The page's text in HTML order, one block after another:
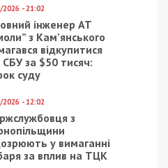
27/05/2025 - 16:37
Масштабна схема:
Нацполіція викрила
військових з частин та
за кордон